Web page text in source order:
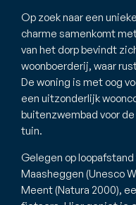
Op zoek naar een
charme samenkomt
van het dorp bevindt
woonboerderij, waar
De woning is met oog
een uitzonderlijk
buitenzwembad voor
tuin.
Gelegen op
Maasheggen (Unesco
Meent (Natura 2000),